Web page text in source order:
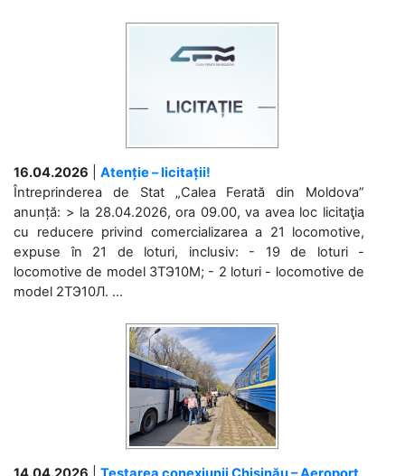
16.04.2026
Atenție – licitații!
Întreprinderea de Stat „Calea Ferată din Moldova”
anunță: > la 28.04.2026, ora 09.00, va avea loc licitaţia
cu reducere privind comercializarea a 21 locomotive,
expuse în 21 de loturi, inclusiv: - 19 de loturi -
locomotive de model 3ТЭ10М; - 2 loturi - locomotive de
model 2ТЭ10Л. ...